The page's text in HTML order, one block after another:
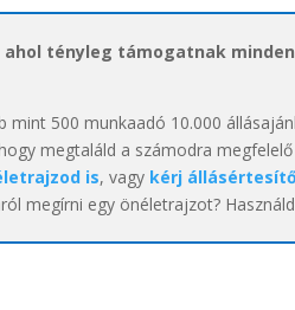
tényleg támogatnak
mint 500 munkaadó 10.000
megtaláld a számodra
is, vagy kérj
megírni egy önéletrajzot? Használd